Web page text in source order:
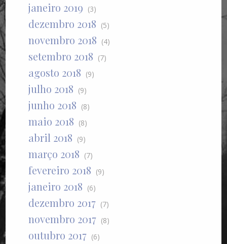
janeiro 2019 (3)
dezembro 2018 (5)
novembro 2018 (4)
setembro 2018 (7)
agosto 2018 (9)
julho 2018 (9)
junho 2018 (8)
maio 2018 (8)
abril 2018 (9)
março 2018 (7)
fevereiro 2018 (9)
janeiro 2018 (6)
dezembro 2017 (7)
novembro 2017 (8)
outubro 2017 (6)